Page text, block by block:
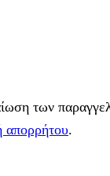
των
απορρήτου.